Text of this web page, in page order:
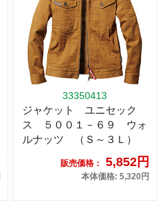
33350413
ジャケット ユニセック
ス ５００１－６９ ウォ
ルナッツ （Ｓ～３Ｌ）
販売価格： 5,852円
本体価格: 5,320円